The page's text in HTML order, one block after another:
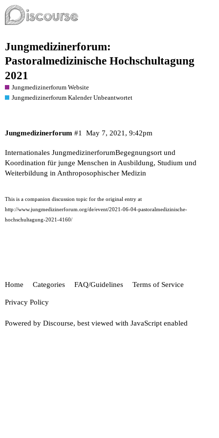
Jungmedizinerforum:
Pastoralmedizinische Hochschultagung
2021
Jungmedizinerforum Website
Jungmedizinerforum Kalender Unbeantwortet
Jungmedizinerforum May 7, 2021, 9:42pm
#1
Internationales JungmedizinerforumBegegnungsort und
Koordination für junge Menschen in Ausbildung, Studium und
Weiterbildung in Anthroposophischer Medizin
This is a companion discussion topic for the original entry at
http://www.jungmedizinerforum.org/de/event/2021-06-04-pastoralmedizinische-
hochschultagung-2021-4160/
Home Categories FAQ/Guidelines Terms of Service
Privacy Policy
Powered by Discourse, best viewed with JavaScript enabled